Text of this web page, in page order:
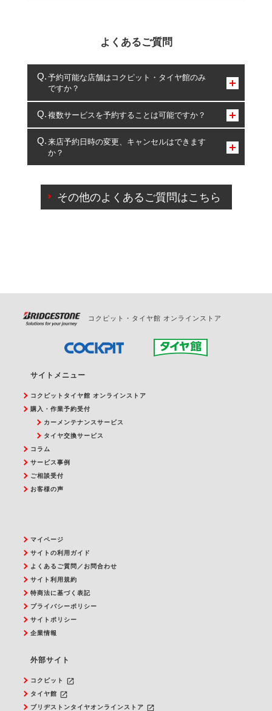
よくあるご質問
予約可能な店舗はコクピット・タイヤ館のみ
ですか？
コクピット・タイヤ館のみとなります。
複数サービスを予約することは可能ですか？
複数サービスのご予約は可能です。
一部の商品・サービスの組み合わせに限り、同時にご予約が
出来ないものもございます。
来店予約日時の変更、キャンセルはできます
か？
ご来店予約日の3営業日前を過ぎている場合のご予約
の日時変更につきましては、直接ご予約の店舗まで
その他のよくあるご質問はこちら
コクピット・タイヤ館 オンラインストア
サイトメニュー
コクピットタイヤ館 オンラインストア
購入・作業予約受付
カーメンテナンスサービス
タイヤ交換サービス
コラム
サービス事例
ご相談受付
お客様の声
マイページ
サイトの利用ガイド
よくあるご質問／お問合わせ
サイト利用規約
特商法に基づく表記
プライバシーポリシー
サイトポリシー
企業情報
外部サイト
コクピット launch
タイヤ館 launch
ブリヂストンタイヤオンラインストア launch